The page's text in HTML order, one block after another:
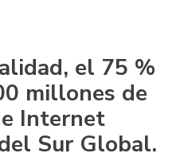
el 75 %
millones de
Internet
Sur Global.